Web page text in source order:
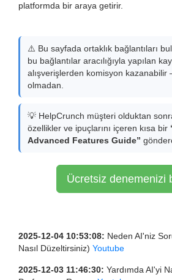
platformda bir araya getirir.
⚠️ Bu sayfada ortaklık bağlantıları
bu bağlantılar aracılığıyla yapılan
alışverişlerden komisyon
olmadan.
💡 HelpCrunch müşteri olduktan
özellikler ve ipuçlarını içeren kısa bir
Advanced Features Guide”
Ücretsiz denemenizi
2025-12-04 10:53:08: Neden AI'niz
Nasıl Düzeltirsiniz) Youtube
2025-12-03 11:46:30: Yardımda AI'yi